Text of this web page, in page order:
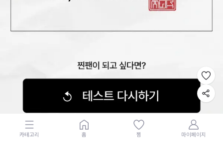
카테고리 홈 찜 마이페이지